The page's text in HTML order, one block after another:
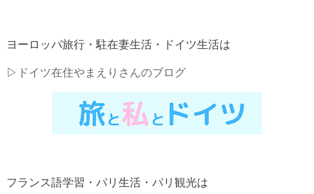
ヨーロッパ旅行・駐在妻生活・ドイツ生活は
▷ ドイツ在住やまえりさんのブログ
フランス語学習・パリ生活・パリ観光は